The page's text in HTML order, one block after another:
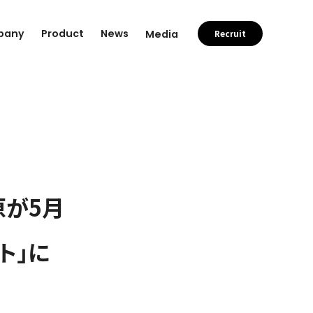
Product News Media Recruit
が5月
」に